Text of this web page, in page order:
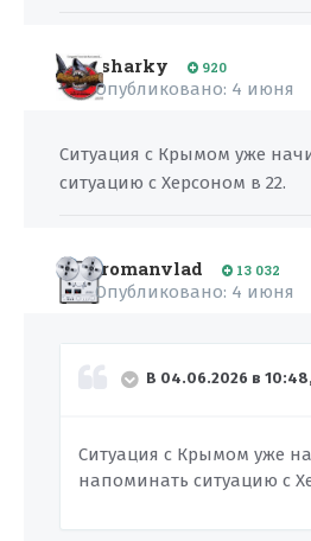
sharky 920
Опубликовано: 4 июня
Ситуация с Крымом уже
ситуацию с Херсоном в 22.
romanvlad 13 032
Опубликовано: 4 июня
В 04.06.2026 в 10:48,
Ситуация с Крымом уже
напоминать ситуацию с